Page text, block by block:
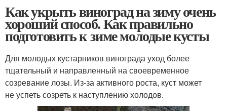
Как укрыть виноград на зиму очень
хороший способ. Как правильно
подготовить к зиме молодые кусты
Для молодых кустарников винограда уход более
тщательный и направленный на своевременное
созревание лозы. Из-за активного роста, куст может
не успеть созреть к наступлению холодов.